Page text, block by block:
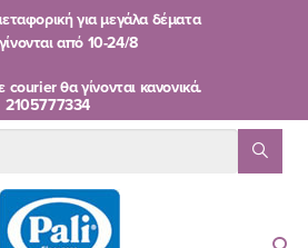
για μεγάλα δέματα
από 10-24/8
courier θα γίνονται κανονικά.
2105777334